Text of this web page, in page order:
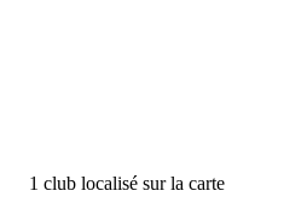
1 club localisé sur la carte